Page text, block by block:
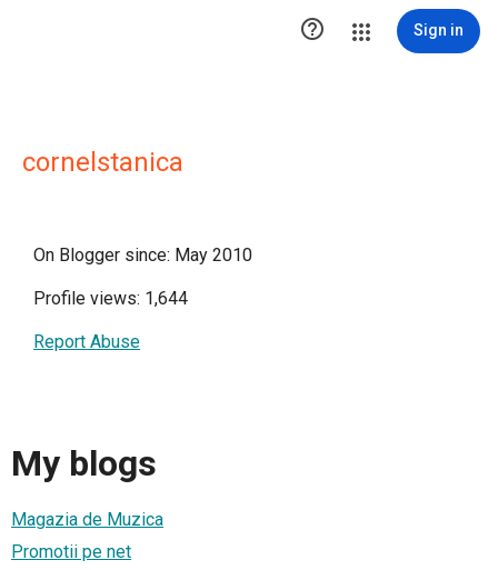
 Sign in
cornelstanica
On Blogger since: May 2010
Profile views: 1,644
Report Abuse
My blogs
Magazia de Muzica
Promotii pe net